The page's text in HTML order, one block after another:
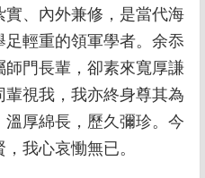
、內外兼修，是當代海
輕重的領軍學者。余忝
門長輩，卻素來寬厚謙
視我，我亦終身尊其為
厚綿長，歷久彌珍。今
我心哀慟無已。